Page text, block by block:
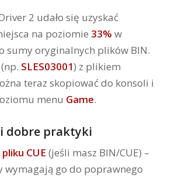
2 udało się uzyskać
na poziomie 33% w
sumy oryginalnych plików BIN.
SLES03001) z plikiem
teraz skopiować do konsoli i
menu Game.
dobre praktyki
CUE (jeśli masz BIN/CUE) –
wymagają go do poprawnego